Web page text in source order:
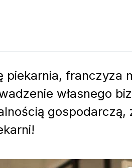
piekarnia, franczyza
własnego